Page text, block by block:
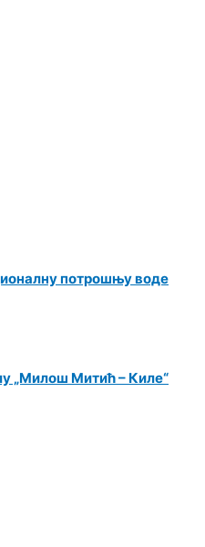
потрошњу воде
„Милош Митић – Киле“